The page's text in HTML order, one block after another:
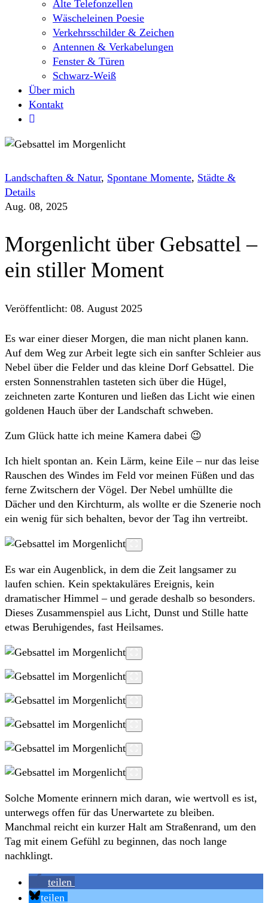
Alte Telefonzellen
Wäscheleinen Poesie
Verkehrsschilder & Zeichen
Antennen & Verkabelungen
Fenster & Türen
Schwarz-Weiß
Über mich
Kontakt
Landschaften & Natur, Spontane Momente, Städte &
Details
Aug. 08, 2025
Morgenlicht über Gebsattel –
ein stiller Moment
Veröffentlicht: 08. August 2025
Es war einer dieser Morgen, die man nicht planen kann.
Auf dem Weg zur Arbeit legte sich ein sanfter Schleier aus
Nebel über die Felder und das kleine Dorf Gebsattel. Die
ersten Sonnenstrahlen tasteten sich über die Hügel,
zeichneten zarte Konturen und ließen das Licht wie einen
goldenen Hauch über der Landschaft schweben.
Zum Glück hatte ich meine Kamera dabei 😉
Ich hielt spontan an. Kein Lärm, keine Eile – nur das leise
Rauschen des Windes im Feld vor meinen Füßen und das
ferne Zwitschern der Vögel. Der Nebel umhüllte die
Dächer und den Kirchturm, als wollte er die Szenerie noch
ein wenig für sich behalten, bevor der Tag ihn vertreibt.
Es war ein Augenblick, in dem die Zeit langsamer zu
laufen schien. Kein spektakuläres Ereignis, kein
dramatischer Himmel – und gerade deshalb so besonders.
Dieses Zusammenspiel aus Licht, Dunst und Stille hatte
etwas Beruhigendes, fast Heilsames.
Solche Momente erinnern mich daran, wie wertvoll es ist,
unterwegs offen für das Unerwartete zu bleiben.
Manchmal reicht ein kurzer Halt am Straßenrand, um den
Tag mit einem Gefühl zu beginnen, das noch lange
nachklingt.
teilen
teilen